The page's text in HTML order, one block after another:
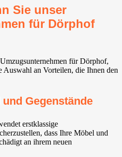
Sie unser
für Dörphof
für Dörphof,
Auswahl an Vorteilen, die Ihnen den
Gegenstände
erstklassige
dass Ihre Möbel und
an ihrem neuen